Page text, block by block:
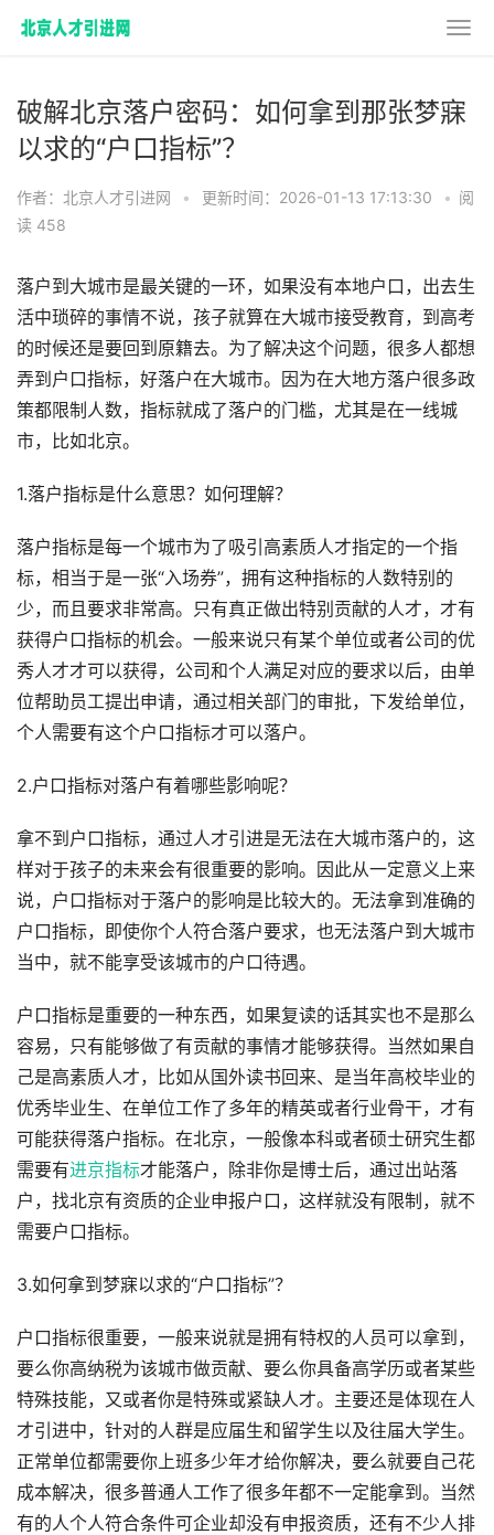
破解北京落户密码：如何拿到那张梦寐
以求的“户口指标”？
作者：北京人才引进网 • 更新时间：2026-01-13 17:13:30 • 阅
读 458
落户到大城市是最关键的一环，如果没有本地户口，出去生
活中琐碎的事情不说，孩子就算在大城市接受教育，到高考
的时候还是要回到原籍去。为了解决这个问题，很多人都想
弄到户口指标，好落户在大城市。因为在大地方落户很多政
策都限制人数，指标就成了落户的门槛，尤其是在一线城
市，比如北京。
1.落户指标是什么意思？如何理解？
落户指标是每一个城市为了吸引高素质人才指定的一个指
标，相当于是一张“入场券”，拥有这种指标的人数特别的
少，而且要求非常高。只有真正做出特别贡献的人才，才有
获得户口指标的机会。一般来说只有某个单位或者公司的优
秀人才才可以获得，公司和个人满足对应的要求以后，由单
位帮助员工提出申请，通过相关部门的审批，下发给单位，
个人需要有这个户口指标才可以落户。
2.户口指标对落户有着哪些影响呢？
拿不到户口指标，通过人才引进是无法在大城市落户的，这
样对于孩子的未来会有很重要的影响。因此从一定意义上来
说，户口指标对于落户的影响是比较大的。无法拿到准确的
户口指标，即使你个人符合落户要求，也无法落户到大城市
当中，就不能享受该城市的户口待遇。
户口指标是重要的一种东西，如果复读的话其实也不是那么
容易，只有能够做了有贡献的事情才能够获得。当然如果自
己是高素质人才，比如从国外读书回来、是当年高校毕业的
优秀毕业生、在单位工作了多年的精英或者行业骨干，才有
可能获得落户指标。在北京，一般像本科或者硕士研究生都
需要有进京指标才能落户，除非你是博士后，通过出站落
户，找北京有资质的企业申报户口，这样就没有限制，就不
需要户口指标。
3.如何拿到梦寐以求的“户口指标”？
户口指标很重要，一般来说就是拥有特权的人员可以拿到，
要么你高纳税为该城市做贡献、要么你具备高学历或者某些
特殊技能，又或者你是特殊或紧缺人才。主要还是体现在人
才引进中，针对的人群是应届生和留学生以及往届大学生。
正常单位都需要你上班多少年才给你解决，要么就要自己花
成本解决，很多普通人工作了很多年都不一定能拿到。当然
有的人个人符合条件可企业却没有申报资质，还有不少人排